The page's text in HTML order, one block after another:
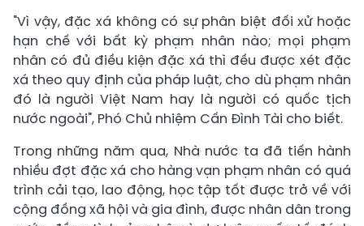
"Vì vậy, đặc xá không có sự phân biệt đối xử hoặc
hạn chế với bất kỳ phạm nhân nào; mọi phạm
nhân có đủ điều kiện đặc xá thì đều được xét đặc
xá theo quy định của pháp luật, cho dù phạm nhân
đó là người Việt Nam hay là người có quốc tịch
nước ngoài", Phó Chủ nhiệm Cấn Đình Tài cho biết.
Trong những năm qua, Nhà nước ta đã tiến hành
nhiều đợt đặc xá cho hàng vạn phạm nhân có quá
trình cải tạo, lao động, học tập tốt được trở về với
cộng đồng xã hội và gia đình, được nhân dân trong